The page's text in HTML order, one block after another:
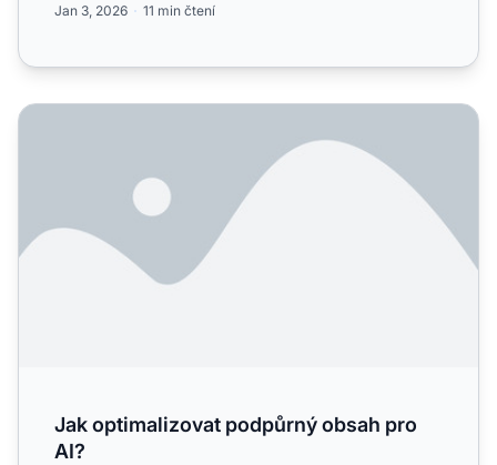
Jan 3, 2026 11 min čtení
Jak optimalizovat podpůrný obsah pro AI?
Jak optimalizovat podpůrný obsah pro
AI?